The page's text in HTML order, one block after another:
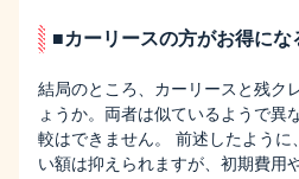
■カーリースの方がお得にな
結局のところ、カーリースと残ク
ょうか。両者は似ているようで異
較はできません。 前述したよう
い額は抑えられますが、初期費用